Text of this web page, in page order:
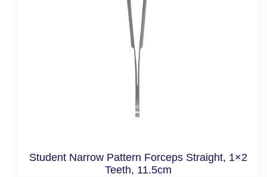
Student Narrow Pattern Forceps Straight, 1×2
Teeth, 11.5cm